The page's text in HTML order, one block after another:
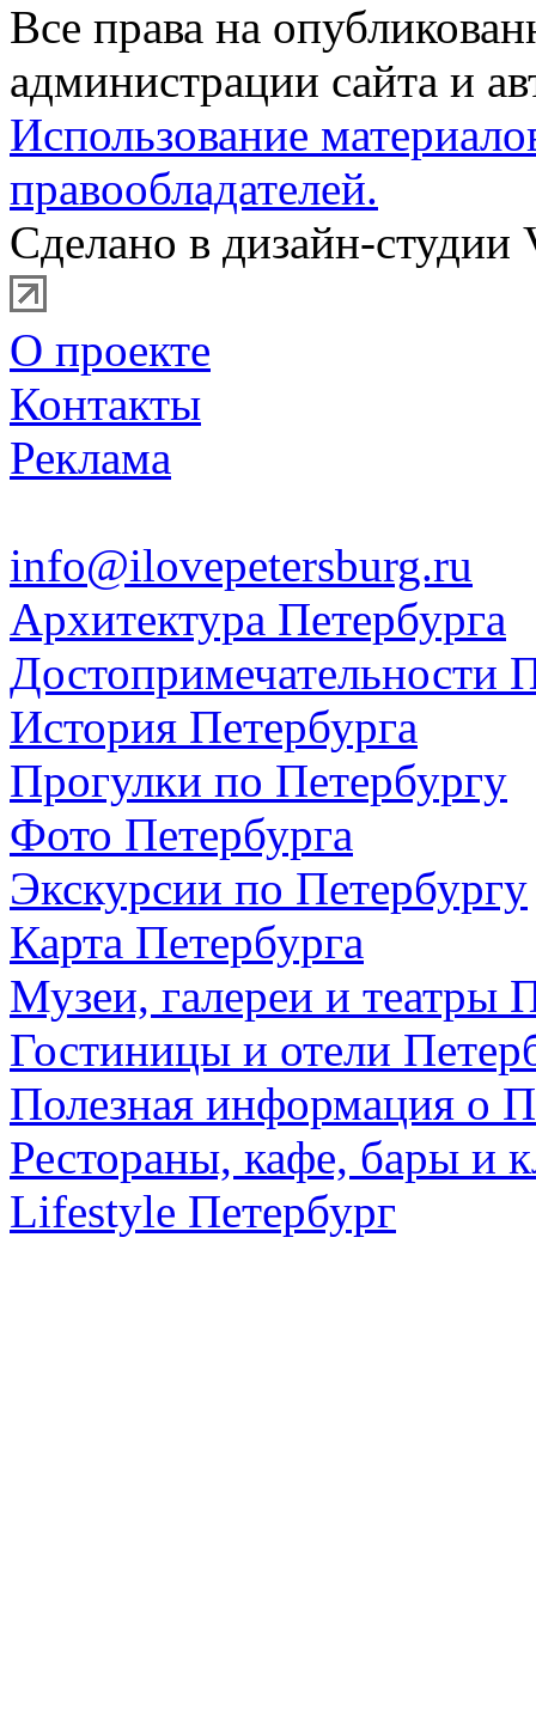
Все права на
администрации сайта и
Использование
правообладателей.
Сделано в дизайн-студии
О проекте
Контакты
Реклама
info@ilovepetersburg.ru
Архитектура Петербурга
Достопримечательности
История Петербурга
Прогулки по Петербургу
Фото Петербурга
Экскурсии по Петербургу
Карта Петербурга
Музеи, галереи и театры
Гостиницы и отели
Полезная информация о
Рестораны, кафе, бары и
Lifestyle Петербург